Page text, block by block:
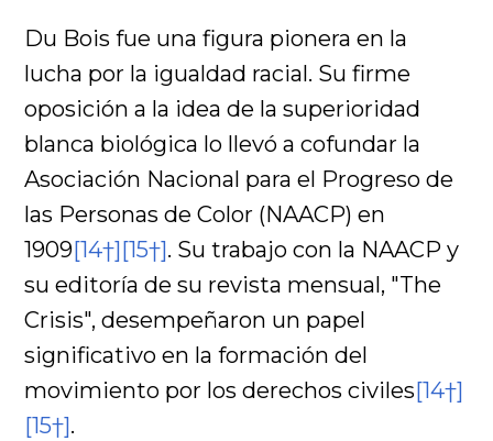
Du Bois fue una figura pionera en la
lucha por la igualdad racial. Su firme
oposición a la idea de la superioridad
blanca biológica lo llevó a cofundar la
Asociación Nacional para el Progreso de
las Personas de Color (NAACP) en
1909[14†][15†]. Su trabajo con la NAACP y
su editoría de su revista mensual, "The
Crisis", desempeñaron un papel
significativo en la formación del
movimiento por los derechos civiles[14†]
[15†].